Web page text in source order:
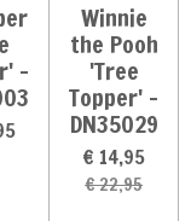
-
Winnie
the Pooh
'Tree
Topper' -
DN35029
€ 14,95
€ 22,95